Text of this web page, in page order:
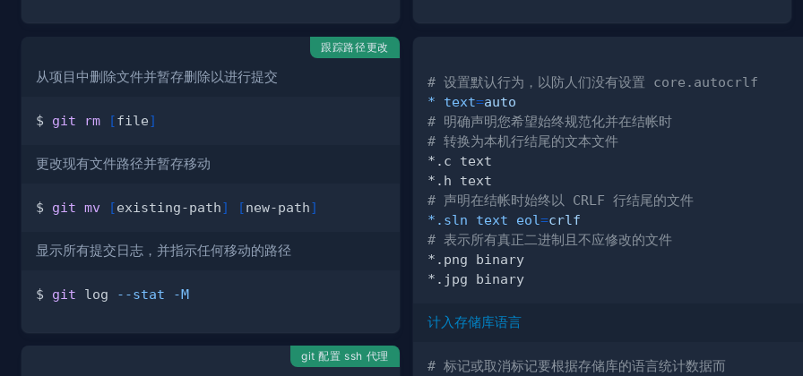
跟踪路径更改
从项目中删除文件并暂存删除以进行提交
$ git rm [file]
更改现有文件路径并暂存移动
$ git mv [existing-path] [new-path]
显示所有提交日志，并指示任何移动的路径
$ git log --stat -M
# 设置默认行为，以防人们没有设置 core.autocrlf
* text=auto
# 明确声明您希望始终规范化并在结帐时
# 转换为本机行结尾的文本文件
# 声明在结帐时始终以 CRLF 行结尾的文件
*.sln text eol=crlf
# 表示所有真正二进制且不应修改的文件
计入存储库语言
# 标记或取消标记要根据存储库的语言统计数据而
git 配置 ssh 代理